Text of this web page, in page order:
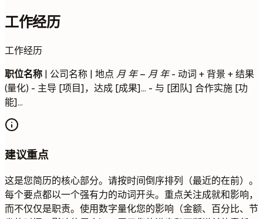
工作经历
工作经历
职位名称 | 公司名称 | 地点 月 年 – 月 年- 动词 + 背景 + 结果
(量化) - 主导 [项目]，达成 [成果]... - 与 [团队] 合作实施 [功
能]...
建议重点
这是您简历的核心部分。请按时间倒序排列（最近的在前）。
每个要点都以一个强有力的动词开头。重点关注成就和影响，
而不仅仅是职责。使用数字量化您的影响（金额、百分比、节